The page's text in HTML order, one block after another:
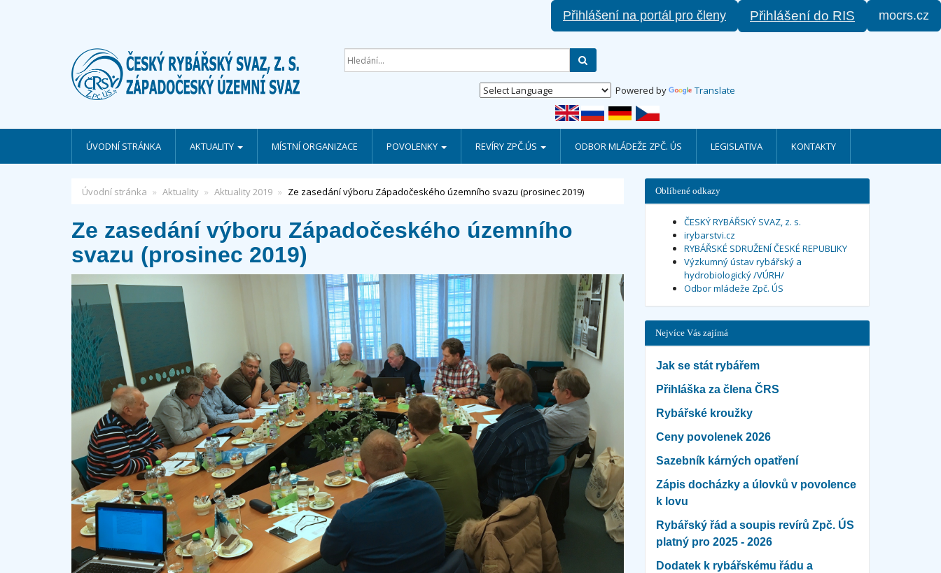
Přihlášení na portál pro členy Přihlášení do RIS mocrs.cz
Powered by Translate
ÚVODNÍ STRÁNKA AKTUALITY MÍSTNÍ ORGANIZACE POVOLENKY REVÍRY ZPČ.ÚS ODBOR MLÁDEŽE ZPČ. ÚS LEGISLATIVA KONTAKTY
Úvodní stránka Aktuality Aktuality 2019 Ze zasedání výboru Západočeského územního svazu (prosinec 2019)
Ze zasedání výboru Západočeského územního
svazu (prosinec 2019)
Oblíbené odkazy
ČESKÝ RYBÁŘSKÝ SVAZ, z. s.
irybarstvi.cz
RYBÁŘSKÉ SDRUŽENÍ ČESKÉ REPUBLIKY
Výzkumný ústav rybářský a
hydrobiologický /VÚRH/
Odbor mládeže Zpč. ÚS
Nejvíce Vás zajímá
Jak se stát rybářem
Přihláška za člena ČRS
Rybářské kroužky
Ceny povolenek 2026
Sazebník kárných opatření
Zápis docházky a úlovků v povolence
k lovu
Rybářský řád a soupis revírů Zpč. ÚS
platný pro 2025 - 2026
Dodatek k rybářskému řádu a